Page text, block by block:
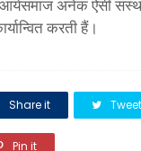
आर्यसमाज अनेक ऐसी
करती हैं।
Share it Tweet
Pin it